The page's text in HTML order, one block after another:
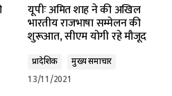
यूपीः अमित शाह ने की अखिल
भारतीय राजभाषा सम्मेलन की
शुरूआत, सीएम योगी रहे मौजूद
प्रादेशिक
मुख्य समाचार
13/11/2021